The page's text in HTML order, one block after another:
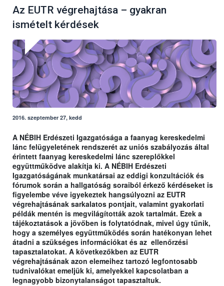
Az EUTR végrehajtása – gyakran
ismételt kérdések
2016. szeptember 27, kedd
A NÉBIH Erdészeti Igazgatósága a faanyag kereskedelmi
lánc felügyeletének rendszerét az uniós szabályozás által
érintett faanyag kereskedelmi lánc szereplőkkel
együttműködve alakítja ki. A NÉBIH Erdészeti
Igazgatóságának munkatársai az eddigi konzultációk és
fórumok során a hallgatóság soraiból érkező kérdéseket is
figyelembe véve igyekeztek hangsúlyozni az EUTR
végrehajtásának sarkalatos pontjait, valamint gyakorlati
példák mentén is megvilágították azok tartalmát. Ezek a
tájékoztatások a jövőben is folytatódnak, mivel úgy tűnik,
hogy a személyes együttműködés során hatékonyan lehet
átadni a szükséges információkat és az ellenőrzési
tapasztalatokat. A következőkben az EUTR
végrehajtásának azon elemeihez tartozó legfontosabb
tudnivalókat emeljük ki, amelyekkel kapcsolatban a
legnagyobb bizonytalanságot tapasztaltuk.